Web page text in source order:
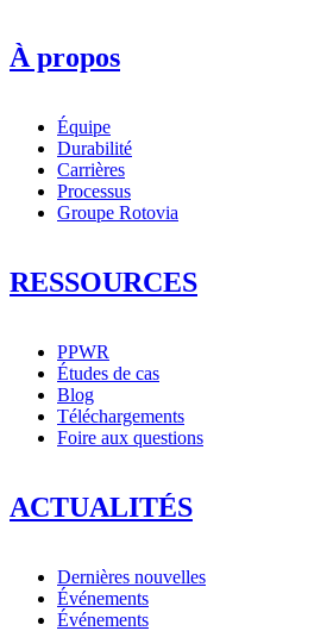
À propos
Équipe
Durabilité
Carrières
Processus
Groupe Rotovia
RESSOURCES
PPWR
Études de cas
Blog
Téléchargements
Foire aux questions
ACTUALITÉS
Dernières nouvelles
Événements
Événements